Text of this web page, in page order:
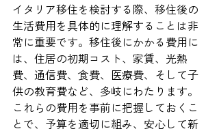
イタリア移住を検討する際、移住後の
生活費用を具体的に理解することは非
常に重要です。移住後にかかる費用に
は、住居の初期コスト、家賃、光熱
費、通信費、食費、医療費、そして子
供の教育費など、多岐にわたります。
これらの費用を事前に把握しておくこ
とで、予算を適切に組み、安心して新